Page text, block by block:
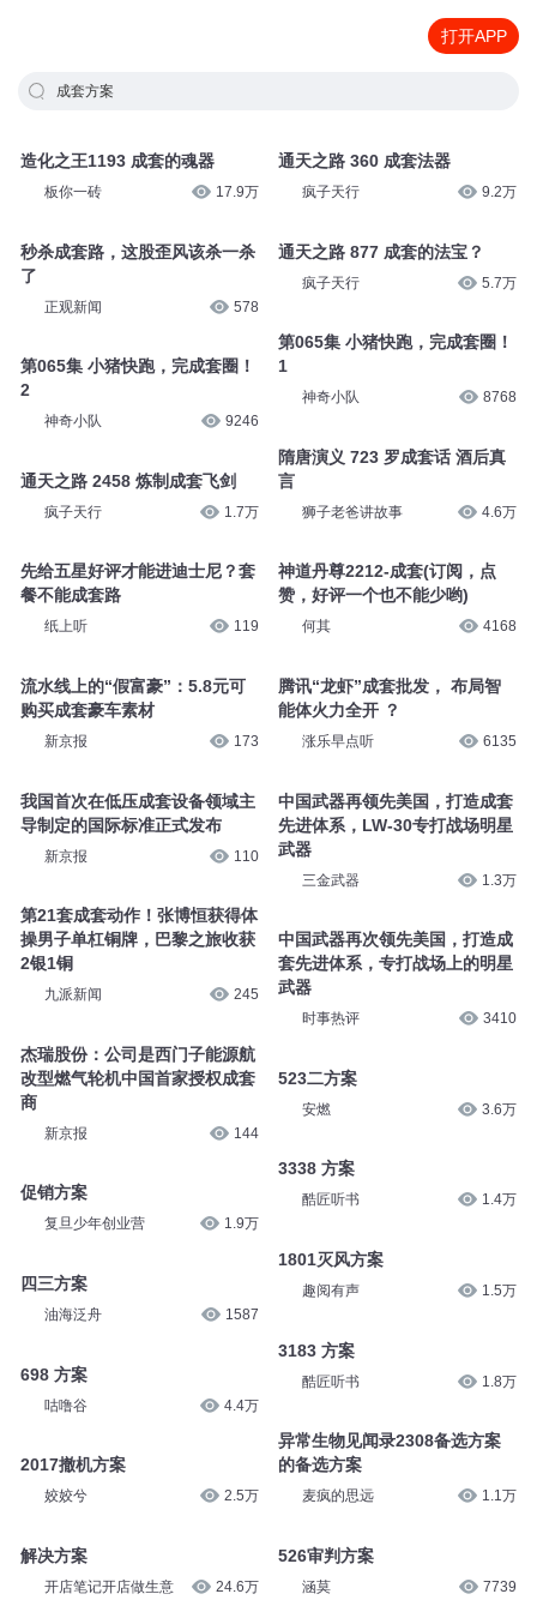
打开APP
成套方案
造化之王1193 成套的魂器
板你一砖 17.9万
秒杀成套路，这股歪风该杀一杀
了
正观新闻 578
第065集 小猪快跑，完成套圈！
2
神奇小队 9246
通天之路 2458 炼制成套飞剑
疯子天行 1.7万
先给五星好评才能进迪士尼？套
餐不能成套路
纸上听 119
流水线上的“假富豪”：5.8元可
购买成套豪车素材
新京报 173
我国首次在低压成套设备领域主
导制定的国际标准正式发布
新京报 110
第21套成套动作！张博恒获得体
操男子单杠铜牌，巴黎之旅收获
2银1铜
九派新闻 245
杰瑞股份：公司是西门子能源航
改型燃气轮机中国首家授权成套
商
新京报 144
促销方案
复旦少年创业营 1.9万
四三方案
油海泛舟 1587
698 方案
咕噜谷 4.4万
2017撤机方案
姣姣兮 2.5万
解决方案
开店笔记开店做生意 24.6万
通天之路 360 成套法器
疯子天行 9.2万
通天之路 877 成套的法宝？
疯子天行 5.7万
第065集 小猪快跑，完成套圈！
1
神奇小队 8768
隋唐演义 723 罗成套话 酒后真
言
狮子老爸讲故事 4.6万
神道丹尊2212-成套(订阅，点
赞，好评一个也不能少哟)
何其 4168
腾讯“龙虾”成套批发， 布局智
能体火力全开 ？
涨乐早点听 6135
中国武器再领先美国，打造成套
先进体系，LW-30专打战场明星
武器
三金武器 1.3万
中国武器再次领先美国，打造成
套先进体系，专打战场上的明星
武器
时事热评 3410
523二方案
安燃 3.6万
3338 方案
酷匠听书 1.4万
1801灭风方案
趣阅有声 1.5万
3183 方案
酷匠听书 1.8万
异常生物见闻录2308备选方案
的备选方案
麦疯的思远 1.1万
526审判方案
涵莫 7739